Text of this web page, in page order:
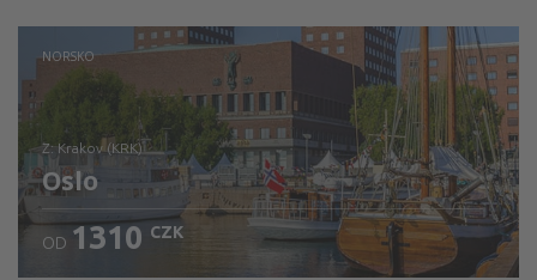
NORSKO
z: Krakov (KRK)
Oslo
OD 1310 CZK